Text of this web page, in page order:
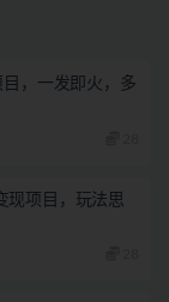
，一发即火，多
现项目，玩法思